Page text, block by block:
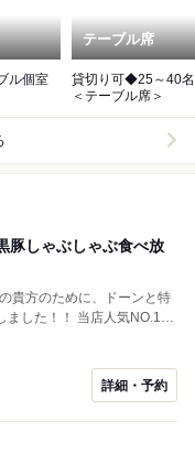
ル個室
テーブル席
貸切り可◆25～40
＜テーブル席＞
豚しゃぶしゃぶ食べ放
貴方のために、ドーンと特
店人気NO.1メ
下さい！！
詳細・予約